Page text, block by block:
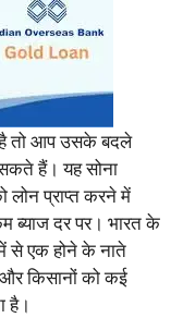
तो आप उसके बदले
हैं। यह सोना
प्राप्त करने में
दर पर। भारत के
से एक होने के नाते
किसानों को कई
है।